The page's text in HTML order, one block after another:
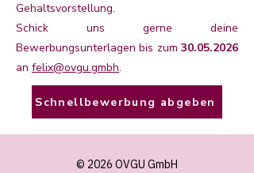
Gehaltsvorstellung.
Schick uns gerne deine
Bewerbungsunterlagen bis zum 30.05.2026
an felix@ovgu.gmbh.
Schnellbewerbung abgeben
© 2026 OVGU GmbH